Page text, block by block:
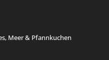
Meer & Pfannkuchen